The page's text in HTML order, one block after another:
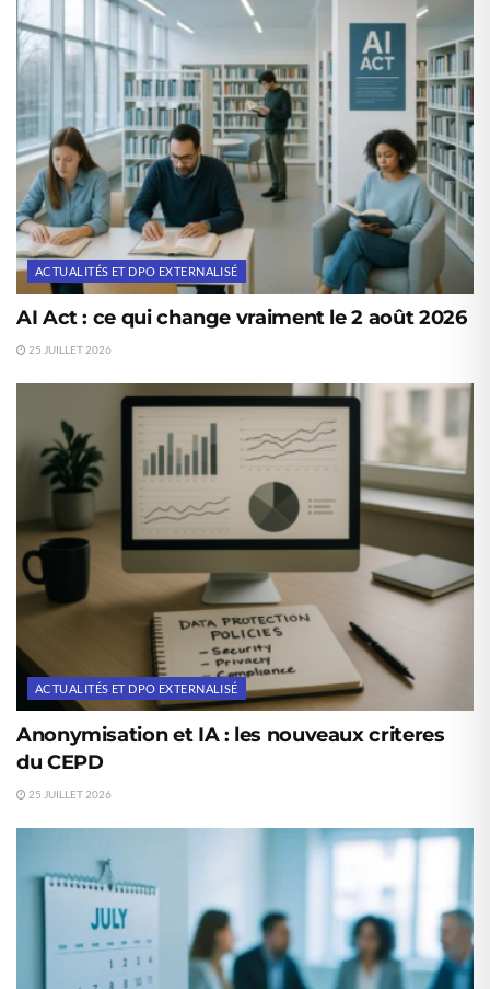
ACTUALITÉS ET DPO EXTERNALISÉ
AI Act : ce qui change vraiment le 2 août 2026
25 JUILLET 2026
ACTUALITÉS ET DPO EXTERNALISÉ
Anonymisation et IA : les nouveaux criteres
du CEPD
25 JUILLET 2026